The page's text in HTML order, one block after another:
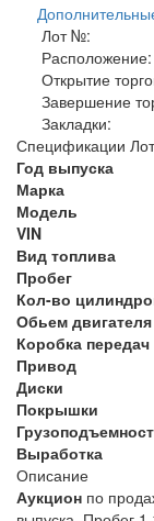
Лот №:
Расположение:
Открытие
Завершение
Закладки:
Спецификации
Год выпуска
Марка
Модель
VIN
Вид топлива
Пробег
Кол-во
Обьем двигателя
Коробка передач
Привод
Диски
Покрышки
Выработка
Описание
Аукцион по